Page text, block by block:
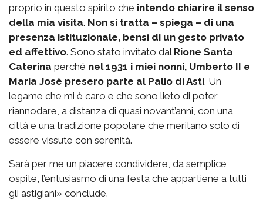
proprio in questo spirito che intendo chiarire il senso
della mia visita. Non si tratta – spiega – di una
presenza istituzionale, bensì di un gesto privato
ed affettivo. Sono stato invitato dal Rione Santa
Caterina perché nel 1931 i miei nonni, Umberto II e
Maria Josè presero parte al Palio di Asti. Un
legame che mi è caro e che sono lieto di poter
riannodare, a distanza di quasi novant’anni, con una
città e una tradizione popolare che meritano solo di
essere vissute con serenità.
Sarà per me un piacere condividere, da semplice
ospite, l’entusiasmo di una festa che appartiene a tutti
gli astigiani» conclude.